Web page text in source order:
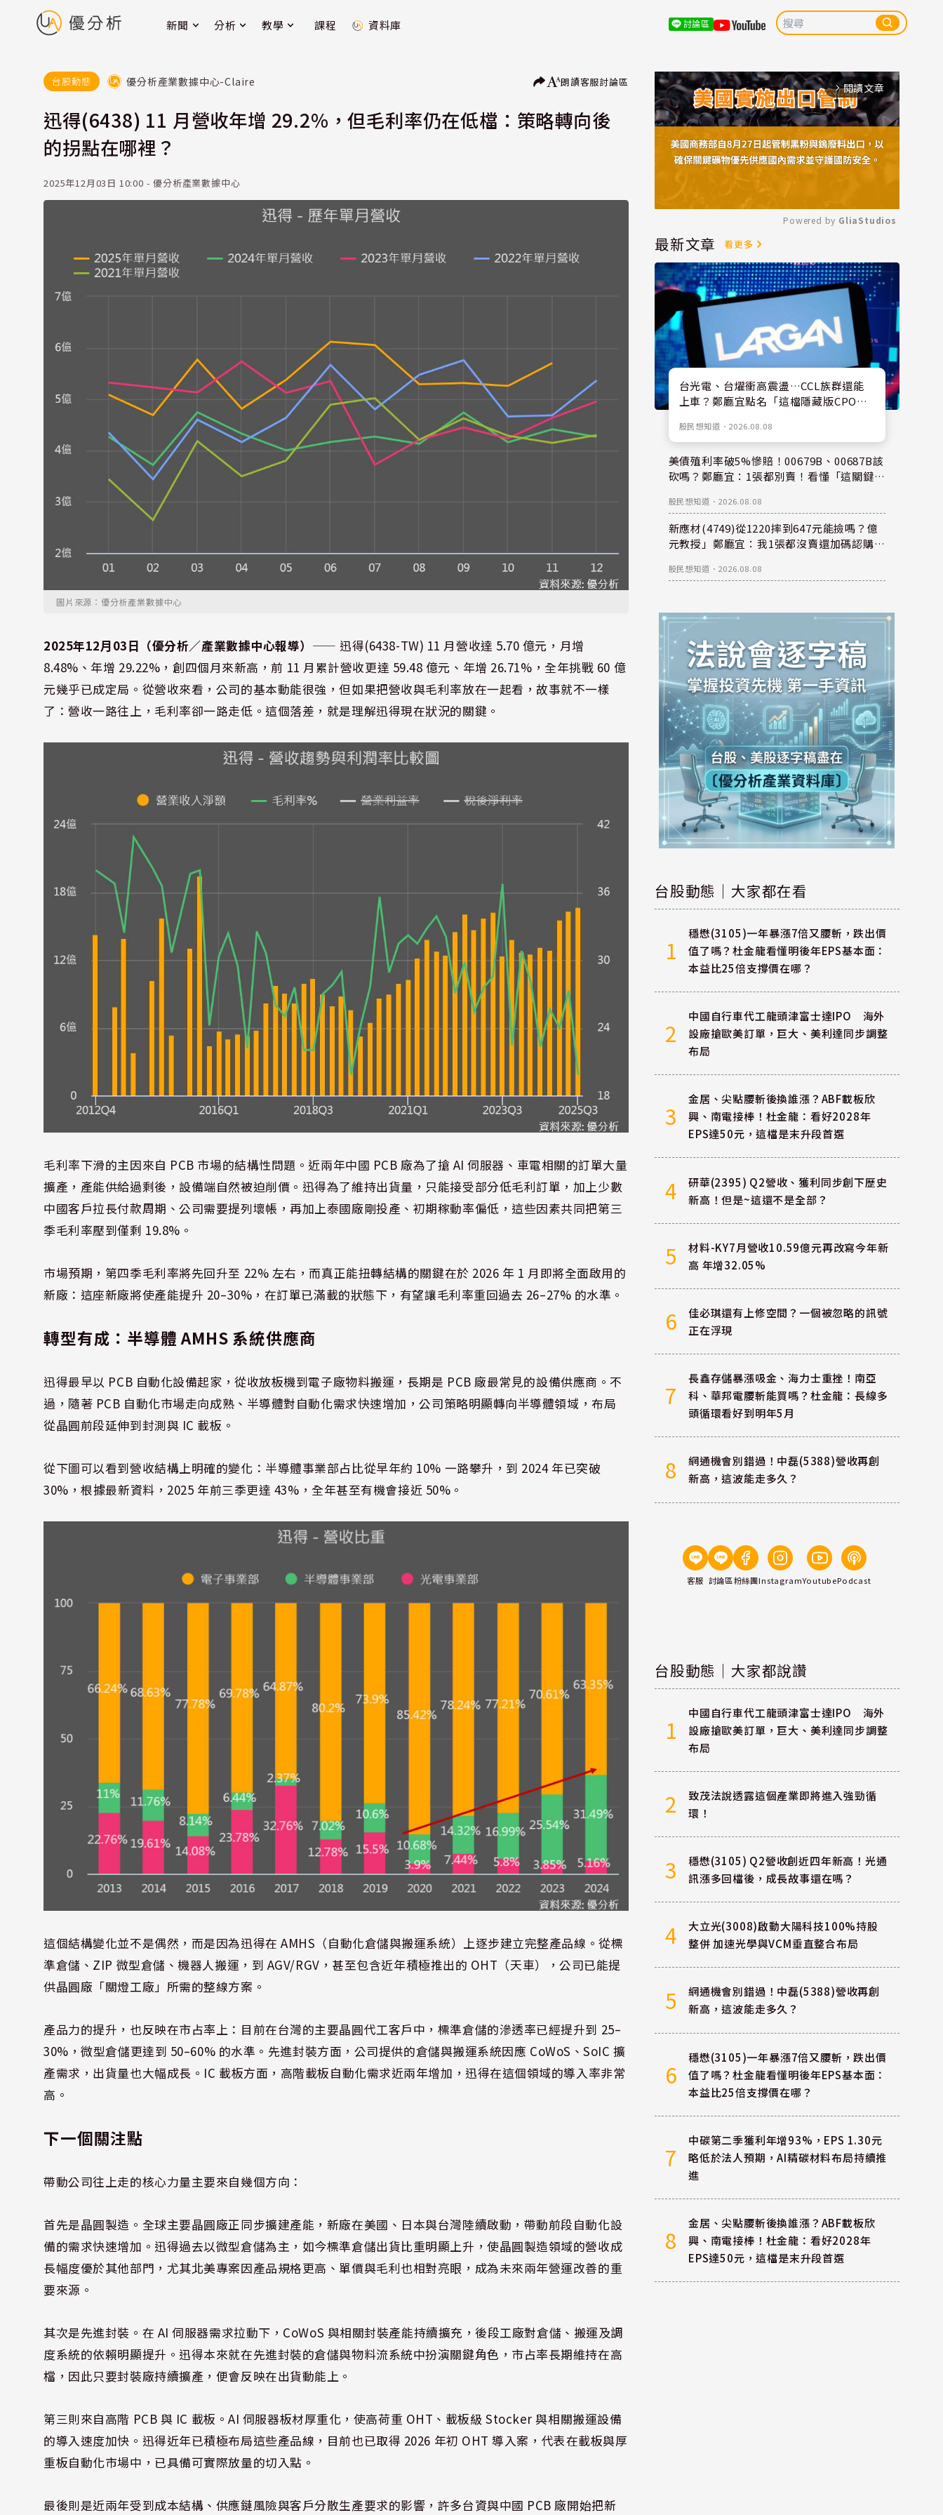
新聞 分析 教學 課程 資料庫 討論區
台股動態 優分析產業數據中心-Claire 朗讀客服討論區
迅得(6438) 11 月營收年增 29.2%，但毛利率仍在低檔：策略轉向後
的拐點在哪裡？
2025年12月03日 10:00 - 優分析產業數據中心
圖片來源：優分析產業數據中心
2025年12月03日（優分析／產業數據中心報導） ⸺ 迅得(6438-TW) 11 月營收達 5.70 億元，月增
8.48%、年增 29.22%，創四個月來新高，前 11 月累計營收更達 59.48 億元、年增 26.71%，全年挑戰 60 億
元幾乎已成定局。從營收來看，公司的基本動能很強，但如果把營收與毛利率放在一起看，故事就不一樣
了：營收一路往上，毛利率卻一路走低。這個落差，就是理解迅得現在狀況的關鍵。
毛利率下滑的主因來自 PCB 市場的結構性問題。近兩年中國 PCB 廠為了搶 AI 伺服器、車電相關的訂單大量
擴產，產能供給過剩後，設備端自然被迫削價。迅得為了維持出貨量，只能接受部分低毛利訂單，加上少數
中國客戶拉長付款周期、公司需要提列壞帳，再加上泰國廠剛投產、初期稼動率偏低，這些因素共同把第三
季毛利率壓到僅剩 19.8%。
市場預期，第四季毛利率將先回升至 22% 左右，而真正能扭轉結構的關鍵在於 2026 年 1 月即將全面啟用的
新廠：這座新廠將使產能提升 20–30%，在訂單已滿載的狀態下，有望讓毛利率重回過去 26–27% 的水準。
轉型有成：半導體 AMHS 系統供應商
迅得最早以 PCB 自動化設備起家，從收放板機到電子廠物料搬運，長期是 PCB 廠最常見的設備供應商。不
過，隨著 PCB 自動化市場走向成熟、半導體對自動化需求快速增加，公司策略明顯轉向半導體領域，布局
從晶圓前段延伸到封測與 IC 載板。
從下圖可以看到營收結構上明確的變化：半導體事業部占比從早年約 10% 一路攀升，到 2024 年已突破
30%，根據最新資料，2025 年前三季更達 43%，全年甚至有機會接近 50%。
這個結構變化並不是偶然，而是因為迅得在 AMHS（自動化倉儲與搬運系統）上逐步建立完整產品線。從標
準倉儲、ZIP 微型倉儲、機器人搬運，到 AGV/RGV，甚至包含近年積極推出的 OHT（天車），公司已能提
供晶圓廠「關燈工廠」所需的整線方案。
產品力的提升，也反映在市占率上：目前在台灣的主要晶圓代工客戶中，標準倉儲的滲透率已經提升到 25–
30%，微型倉儲更達到 50–60% 的水準。先進封裝方面，公司提供的倉儲與搬運系統因應 CoWoS、SoIC 擴
產需求，出貨量也大幅成長。IC 載板方面，高階載板自動化需求近兩年增加，迅得在這個領域的導入率非常
高。
下一個關注點
帶動公司往上走的核心力量主要來自幾個方向：
首先是晶圓製造。全球主要晶圓廠正同步擴建產能，新廠在美國、日本與台灣陸續啟動，帶動前段自動化設
備的需求快速增加。迅得過去以微型倉儲為主，如今標準倉儲出貨比重明顯上升，使晶圓製造領域的營收成
長幅度優於其他部門，尤其北美專案因產品規格更高、單價與毛利也相對亮眼，成為未來兩年營運改善的重
要來源。
其次是先進封裝。在 AI 伺服器需求拉動下，CoWoS 與相關封裝產能持續擴充，後段工廠對倉儲、搬運及調
度系統的依賴明顯提升。迅得本來就在先進封裝的倉儲與物料流系統中扮演關鍵角色，市占率長期維持在高
檔，因此只要封裝廠持續擴產，便會反映在出貨動能上。
第三則來自高階 PCB 與 IC 載板。AI 伺服器板材厚重化，使高荷重 OHT、載板級 Stocker 與相關搬運設備
的導入速度加快。迅得近年已積極布局這些產品線，目前也已取得 2026 年初 OHT 導入案，代表在載板與厚
重板自動化市場中，已具備可實際放量的切入點。
最後則是近兩年受到成本結構、供應鏈風險與客戶分散生產要求的影響，許多台資與中國 PCB 廠開始把新
arrow_forward_ios 閱讀文章
Mute
Powered by GliaStudios
最新文章 看更多
台光電、台燿衝高震盪…CCL族群還能
上車？鄭廳宜點名「這檔隱藏版CPO
股民想知道 ． 2026.08.08
美債殖利率破5%慘賠！00679B、00687B該
砍嗎？鄭廳宜：1張都別賣！看懂「這關鍵」
股民想知道 ． 2026.08.08
新應材(4749)從1220摔到647元能撿嗎？億
元教授」鄭廳宜：我1張都沒賣還加碼認購？
股民想知道 ． 2026.08.08
台股動態｜大家都在看
1
穩懋(3105)一年暴漲7倍又腰斬，跌出價
值了嗎？杜金龍看懂明後年EPS基本面：
本益比25倍支撐價在哪？
2
中國自行車代工龍頭津富士達IPO 海外
設廠搶歐美訂單，巨大、美利達同步調整
布局
3
金居、尖點腰斬後換誰漲？ABF載板欣
興、南電接棒！杜金龍：看好2028年
EPS達50元，這檔是末升段首選
4
研華(2395) Q2營收、獲利同步創下歷史
新高！但是~這還不是全部？
5
材料-KY7月營收10.59億元再改寫今年新
高 年增32.05%
6
佳必琪還有上修空間？一個被忽略的訊號
正在浮現
7
長鑫存儲暴漲吸金、海力士重挫！南亞
科、華邦電腰斬能買嗎？杜金龍：長線多
頭循環看好到明年5月
8
網通機會別錯過！中磊(5388)營收再創
新高，這波能走多久？
客服 討論區粉絲團InstagramYoutubePodcast
台股動態｜大家都說讚
1
中國自行車代工龍頭津富士達IPO 海外
設廠搶歐美訂單，巨大、美利達同步調整
布局
2
致茂法說透露這個產業即將進入強勁循
環！
3
穩懋(3105) Q2營收創近四年新高！光通
訊漲多回檔後，成長故事還在嗎？
4
大立光(3008)啟動大陽科技100%持股
整併 加速光學與VCM垂直整合布局
5
網通機會別錯過！中磊(5388)營收再創
新高，這波能走多久？
6
穩懋(3105)一年暴漲7倍又腰斬，跌出價
值了嗎？杜金龍看懂明後年EPS基本面：
本益比25倍支撐價在哪？
7
中碳第二季獲利年增93%，EPS 1.30元
略低於法人預期，AI精碳材料布局持續推
進
8
金居、尖點腰斬後換誰漲？ABF載板欣
興、南電接棒！杜金龍：看好2028年
EPS達50元，這檔是末升段首選